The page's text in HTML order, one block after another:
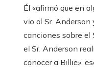
Él «afirmó que en
vio al Sr. Anderson
canciones sobre el
el Sr. Anderson
conocer a Billie»,